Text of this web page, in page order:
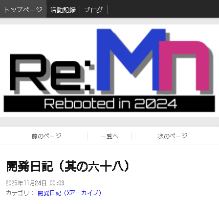
トップページ 活動記録 ブログ
前のページ 一覧へ 次のページ
開発日記（其の六十八）
2025年11月24日 00:03
カテゴリ：
開発日記（Xアーカイブ）